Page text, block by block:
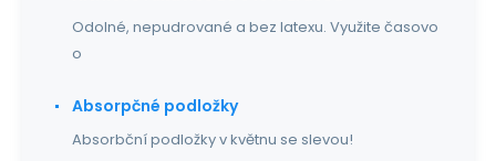
Odolné, nepudrované a bez latexu. Využite časovo
o
Absorpčné podložky
Absorbční podložky v květnu se slevou!